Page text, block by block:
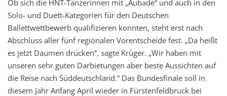
Ob sich die HNT-Tänzerinnen mit „Aubade“ und auch in den
Solo- und Duett-Kategorien für den Deutschen
Ballettwettbewerb qualifizieren konnten, steht erst nach
Abschluss aller fünf regionalen Vorentscheide fest. „Da heißt
es jetzt Daumen drücken“, sagte Krüger. „Wir haben mit
unseren sehr guten Darbietungen aber beste Aussichten auf
die Reise nach Süddeutschland.“ Das Bundesfinale soll in
diesem Jahr Anfang April wieder in Fürstenfeldbruck bei